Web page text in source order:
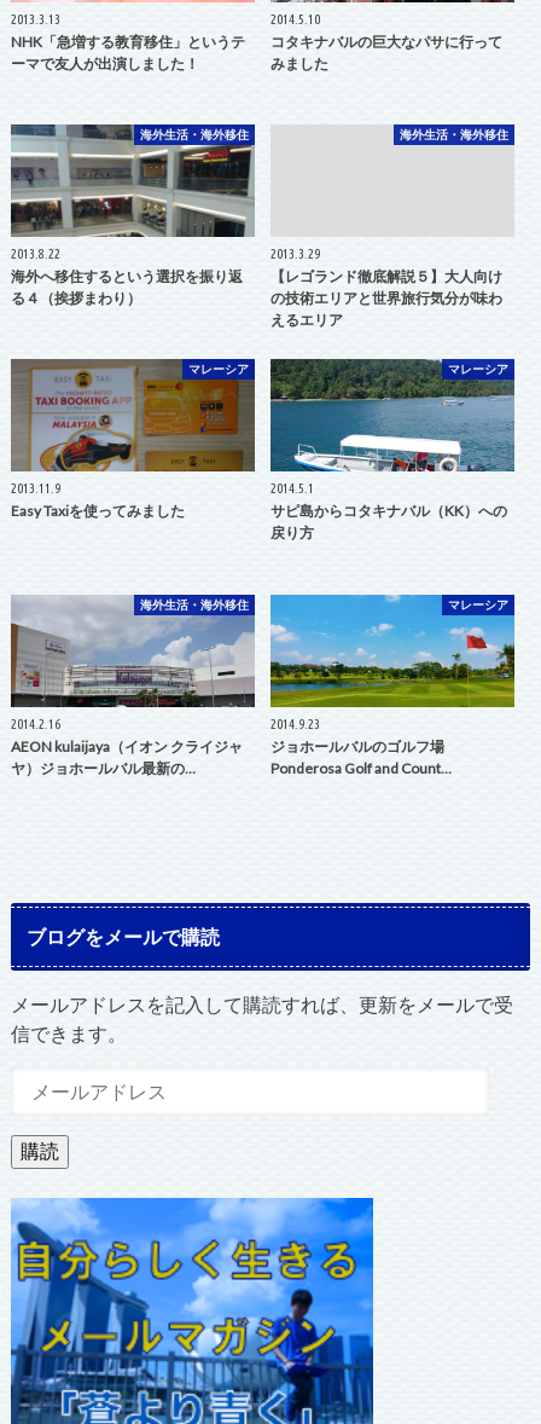
2013.3.13
NHK「急増する教育移住」というテ
ーマで友人が出演しました！
2014.5.10
コタキナバルの巨大なパサに行って
みました
海外生活・海外移住
2013.8.22
海外へ移住するという選択を振り返
る４（挨拶まわり）
海外生活・海外移住
2013.3.29
【レゴランド徹底解説５】大人向け
の技術エリアと世界旅行気分が味わ
えるエリア
マレーシア
2013.11.9
Easy Taxiを使ってみました
マレーシア
2014.5.1
サピ島からコタキナバル（KK）への
戻り方
海外生活・海外移住
2014.2.16
AEON kulaijaya（イオン クライジャ
ヤ）ジョホールバル最新の…
マレーシア
2014.9.23
ジョホールバルのゴルフ場
Ponderosa Golf and Count…
ブログをメールで購読
メールアドレスを記入して購読すれば、更新をメールで受
信できます。
ル
ア
ド
レ
ス
購読